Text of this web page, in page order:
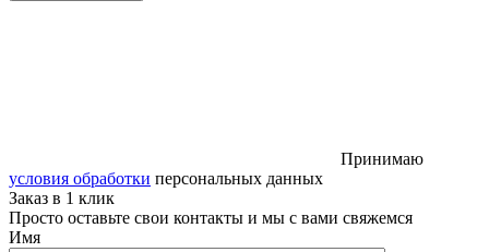
Принимаю
условия обработки персональных данных
Заказ в 1 клик
Просто оставьте свои контакты и мы с вами свяжемся
Имя